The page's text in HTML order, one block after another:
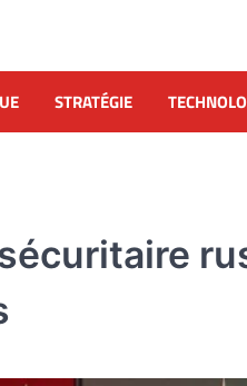
STRATÉGIE